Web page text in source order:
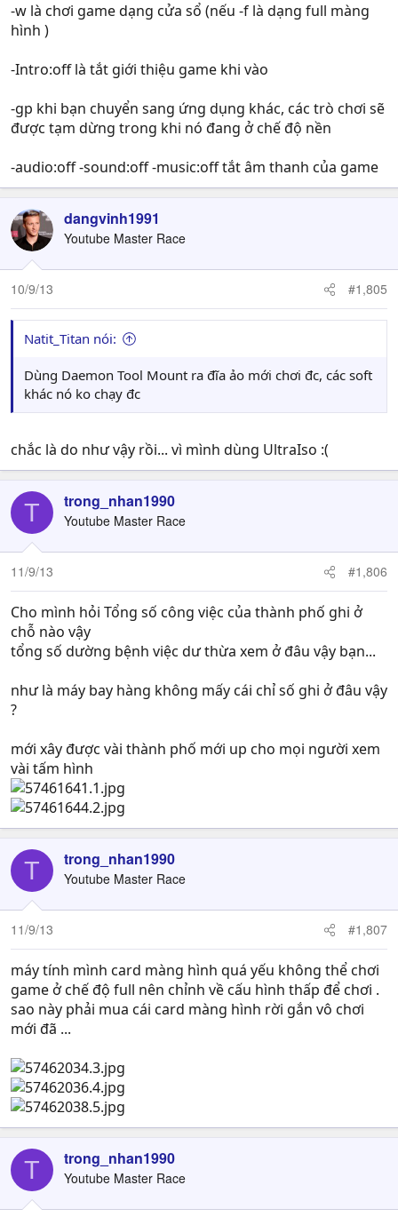
-w là chơi game dạng cửa sổ (nếu -f là dạng full màng
hình )
-Intro:off là tắt giới thiệu game khi vào
-gp khi bạn chuyển sang ứng dụng khác, các trò chơi sẽ
được tạm dừng trong khi nó đang ở chế độ nền
-audio:off -sound:off -music:off tắt âm thanh của game
dangvinh1991
Youtube Master Race
10/9/13 #1,805
Natit_Titan nói:
Dùng Daemon Tool Mount ra đĩa ảo mới chơi đc, các soft
khác nó ko chạy đc
chắc là do như vậy rồi... vì mình dùng UltraIso :(
T trong_nhan1990
Youtube Master Race
11/9/13 #1,806
Cho mình hỏi Tổng số công việc của thành phố ghi ở
chỗ nào vậy
tổng số dường bệnh việc dư thừa xem ở đâu vậy bạn...
như là máy bay hàng không mấy cái chỉ số ghi ở đâu vậy
?
mới xây được vài thành phố mới up cho mọi người xem
vài tấm hình
T trong_nhan1990
Youtube Master Race
11/9/13 #1,807
máy tính mình card màng hình quá yếu không thể chơi
game ở chế độ full nên chỉnh về cấu hình thấp để chơi .
sao này phải mua cái card màng hình rời gắn vô chơi
mới đã ...
T trong_nhan1990
Youtube Master Race